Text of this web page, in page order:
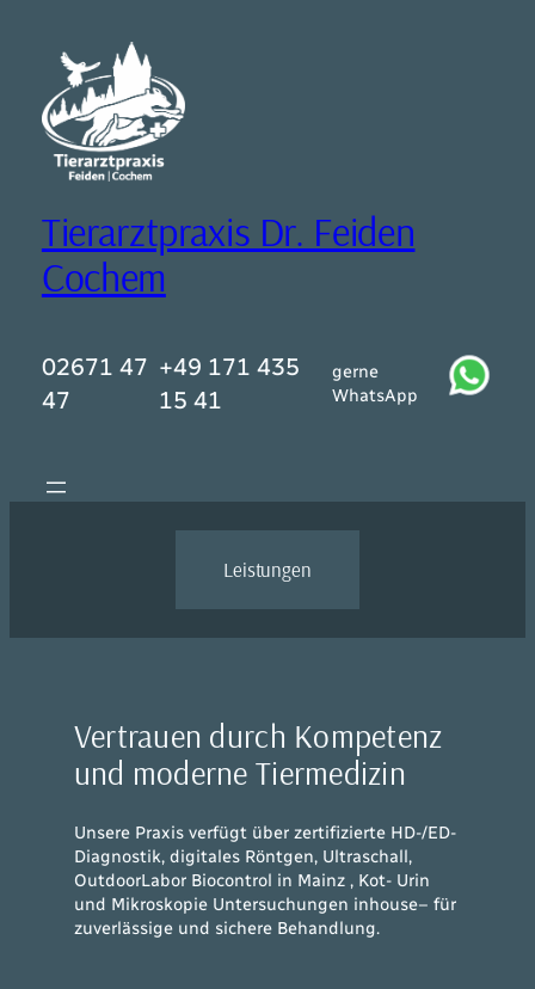
springen
Tierarztpraxis Dr. Feiden
Cochem
02671 47
47
+49 171 435
15 41
gerne
WhatsApp
Leistungen
Vertrauen durch Kompetenz
und moderne Tiermedizin
Unsere Praxis verfügt über zertifizierte HD-/ED-
Diagnostik, digitales Röntgen, Ultraschall,
OutdoorLabor Biocontrol in Mainz , Kot- Urin
und Mikroskopie Untersuchungen inhouse– für
zuverlässige und sichere Behandlung.